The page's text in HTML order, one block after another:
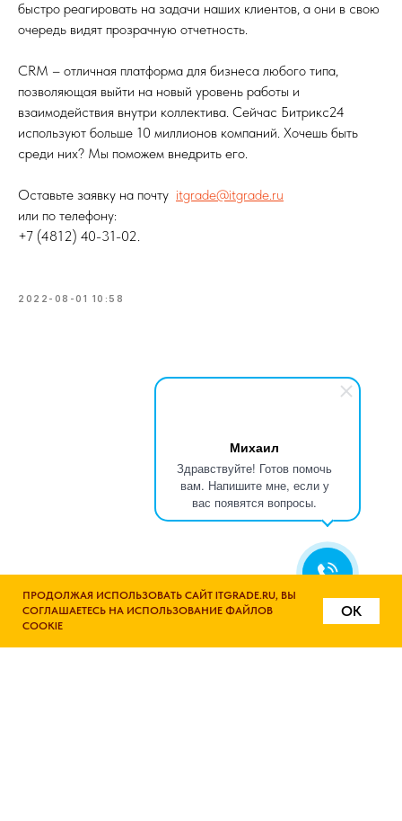
Михаил
Здравствуйте! Готов помочь
вам. Напишите мне, если у
вас появятся вопросы.
быстро реагировать на задачи наших клиентов, а они в свою
очередь видят прозрачную отчетность.
CRM – отличная платформа для бизнеса любого типа,
позволяющая выйти на новый уровень работы и
взаимодействия внутри коллектива. Сейчас Битрикс24
используют больше 10 миллионов компаний. Хочешь быть
среди них? Мы поможем внедрить его.
Оставьте заявку на почту itgrade@itgrade.ru
или по телефону:
+7 (4812) 40-31-02.
2022-08-01 10:58
ПРОДОЛЖАЯ ИСПОЛЬЗОВАТЬ САЙТ ITGRADE.RU, ВЫ
СОГЛАШАЕТЕСЬ НА ИСПОЛЬЗОВАНИЕ ФАЙЛОВ
COOKIE
OK